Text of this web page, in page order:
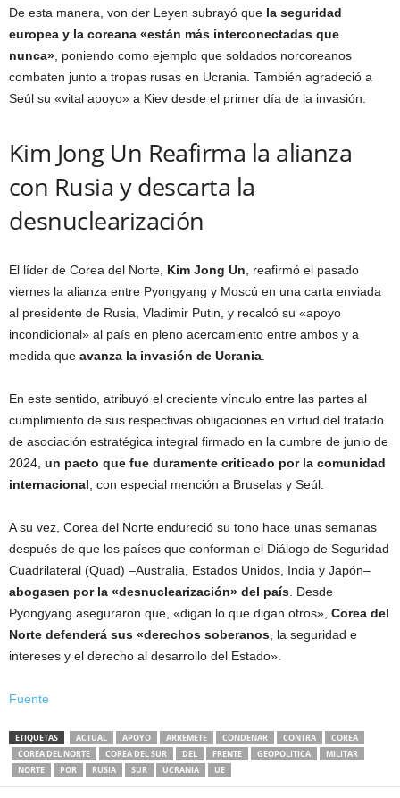
De esta manera, von der Leyen subrayó que la seguridad
europea y la coreana «están más interconectadas que
nunca» , poniendo como ejemplo que soldados norcoreanos
combaten junto a tropas rusas en Ucrania. También agradeció a
Seúl su «vital apoyo» a Kiev desde el primer día de la invasión.
Kim Jong Un Reafirma la alianza
con Rusia y descarta la
desnuclearización
El líder de Corea del Norte, Kim Jong Un , reafirmó el pasado
viernes la alianza entre Pyongyang y Moscú en una carta enviada
al presidente de Rusia, Vladimir Putin, y recalcó su «apoyo
incondicional» al país en pleno acercamiento entre ambos y a
medida que avanza la invasión de Ucrania
En este sentido, atribuyó el creciente vínculo entre las partes al
cumplimiento de sus respectivas obligaciones en virtud del tratado
de asociación estratégica integral firmado en la cumbre de junio de
2024, un pacto que fue duramente criticado por la comunidad
internacional , con especial mención a Bruselas y Seúl.
A su vez, Corea del Norte endureció su tono hace unas semanas
después de que los países que conforman el Diálogo de Seguridad
Cuadrilateral (Quad) –Australia, Estados Unidos, India y Japón–
abogasen por la «desnuclearización» del país . Desde
Pyongyang aseguraron que, «digan lo que digan otros», Corea del
Norte defenderá sus «derechos soberanos , la seguridad e
intereses y el derecho al desarrollo del Estado».
Fuente
ETIQUETAS ACTUAL APOYO ARREMETE CONDENAR CONTRA
COREA
COREA DEL NORTE
COREA DEL SUR DEL FRENTE GEOPOLITICA
MILITAR
NORTE
POR RUSIA SUR UCRANIA UE